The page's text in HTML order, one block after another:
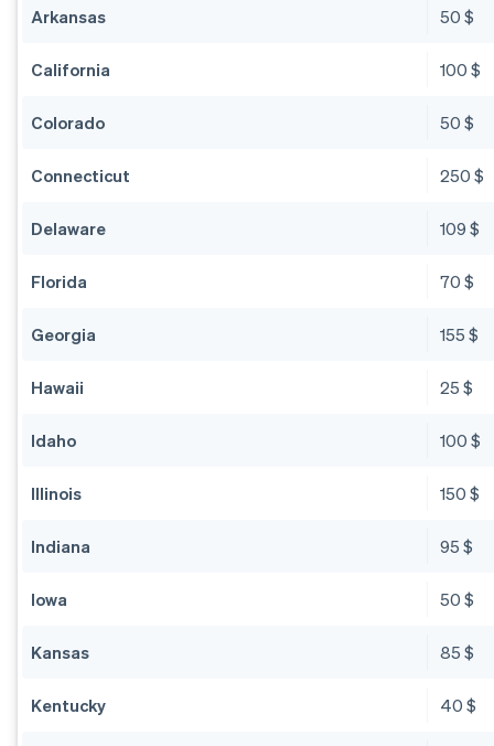
Arkansas 50 $
California 100 $
Colorado 50 $
Connecticut 250 $
Delaware 109 $
Florida 70 $
Georgia 155 $
Hawaii 25 $
Idaho 100 $
Illinois 150 $
Indiana 95 $
Iowa 50 $
Kansas 85 $
Kentucky 40 $